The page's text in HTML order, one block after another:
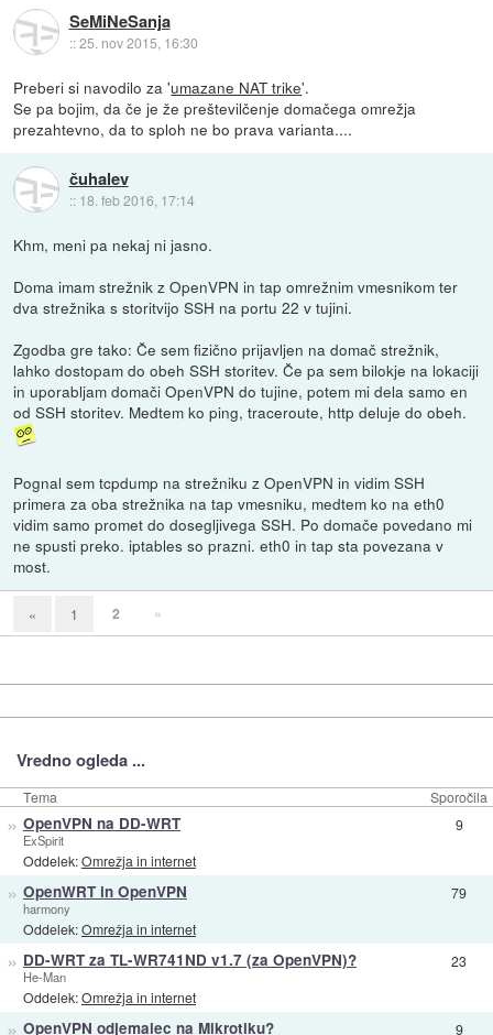
SeMiNeSanja
::25. nov 2015, 16:30
Preberi si navodilo za 'umazane NAT trike'.
Se pa bojim, da če je že preštevilčenje domačega omrežja
prezahtevno, da to sploh ne bo prava varianta....
čuhalev
:: 18. feb 2016, 17:14
Khm, meni pa nekaj ni jasno.
Doma imam strežnik z OpenVPN in tap omrežnim vmesnikom ter
dva strežnika s storitvijo SSH na portu 22 v tujini.
Zgodba gre tako: Če sem fizično prijavljen na domač strežnik,
lahko dostopam do obeh SSH storitev. Če pa sem bilokje na lokaciji
in uporabljam domači OpenVPN do tujine, potem mi dela samo en
od SSH storitev. Medtem ko ping, traceroute, http deluje do obeh.
Pognal sem tcpdump na strežniku z OpenVPN in vidim SSH
primera za oba strežnika na tap vmesniku, medtem ko na eth0
vidim samo promet do dosegljivega SSH. Po domače povedano mi
ne spusti preko. iptables so prazni. eth0 in tap sta povezana v
most.
« 1 2 »
Vredno ogleda ...
Tema Sporočila
» OpenVPN na DD-WRT
ExSpirit
Oddelek:Omrežja in internet
9
» OpenWRT in OpenVPN
harmony
Oddelek:Omrežja in internet
79
» DD-WRT za TL-WR741ND v1.7 (za OpenVPN)?
He-Man
Oddelek:Omrežja in internet
23
» OpenVPN odjemalec na Mikrotiku? 9